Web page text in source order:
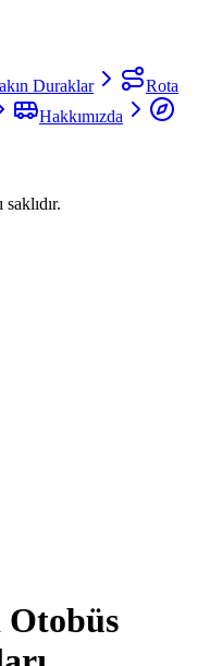
Duraklar
Rota
Hakkımızda
Otobüs